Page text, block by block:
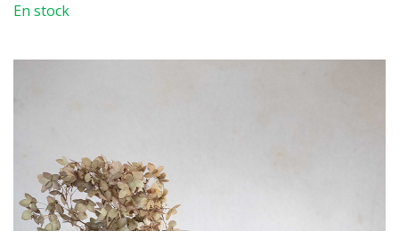
En stock